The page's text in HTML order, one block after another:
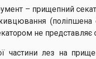
– прищепний
не представляє
частини лез на